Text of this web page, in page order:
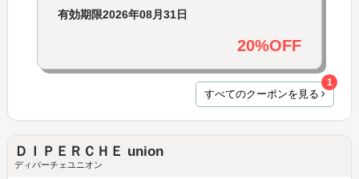
有効期限2026年08月31日
20%OFF
すべてのクーポンを見る
1
ＤＩＰＥＲＣＨＥ union
ディパーチェユニオン